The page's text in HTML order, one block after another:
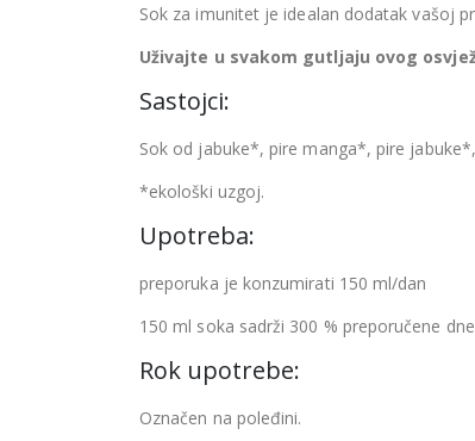
Sok za imunitet je idealan dodatak vašoj
Uživajte u svakom gutljaju ovog
Sastojci:
Sok od jabuke*, pire manga*, pire
*ekološki uzgoj.
Upotreba:
preporuka je konzumirati 150 ml/dan
150 ml soka sadrži 300 % preporučene
Rok upotrebe:
Označen na poleđini.